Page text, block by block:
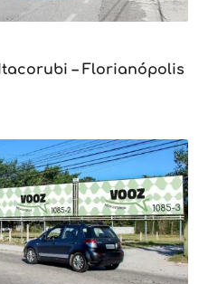
– Florianópolis